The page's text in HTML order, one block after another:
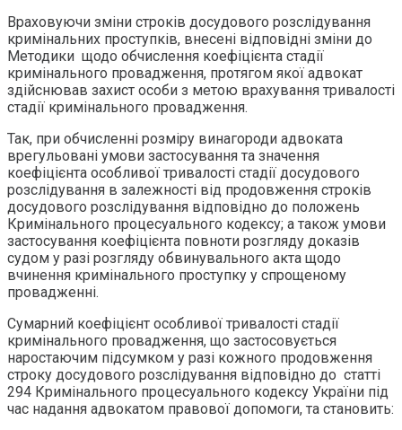
Враховуючи зміни строків досудового розслідування
кримінальних проступків, внесені відповідні зміни до
Методики щодо обчислення коефіцієнта стадії
кримінального провадження, протягом якої адвокат
здійснював захист особи з метою врахування тривалості
стадії кримінального провадження.
Так, при обчисленні розміру винагороди адвоката
врегульовані умови застосування та значення
коефіцієнта особливої тривалості стадії досудового
розслідування в залежності від продовження строків
досудового розслідування відповідно до положень
Кримінального процесуального кодексу; а також умови
застосування коефіцієнта повноти розгляду доказів
судом у разі розгляду обвинувального акта щодо
вчинення кримінального проступку у спрощеному
провадженні.
Сумарний коефіцієнт особливої тривалості стадії
кримінального провадження, що застосовується
наростаючим підсумком у разі кожного продовження
строку досудового розслідування відповідно до статті
294 Кримінального процесуального кодексу України під
час надання адвокатом правової допомоги, та становить: